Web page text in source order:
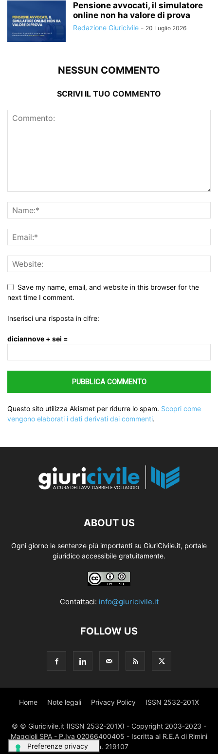
Pensione avvocati, il simulatore
online non ha valore di prova
Redazione Giuricivile - 20 Luglio 2026
NESSUN COMMENTO
SCRIVI IL TUO COMMENTO
Save my name, email, and website in this browser for the
next time I comment.
Inserisci una risposta in cifre:
diciannove + sei =
Questo sito utilizza Akismet per ridurre lo spam. Scopri come
vengono elaborati i dati derivati dai commenti.
ABOUT US
Ogni giorno le sentenze più importanti su GiuriCivile.it, portale
giuridico accessibile gratuitamente.
Contattaci: info@giuricivile.it
FOLLOW US
Home Note legali Privacy Policy ISSN 2532-201X
© © Giuricivile.it (ISSN 2532-201X) - Copyright 2003-2023 -
Maggioli SPA - P.Iva 02066400405 - Iscritta al R.E.A di Rimini
al n. 219107